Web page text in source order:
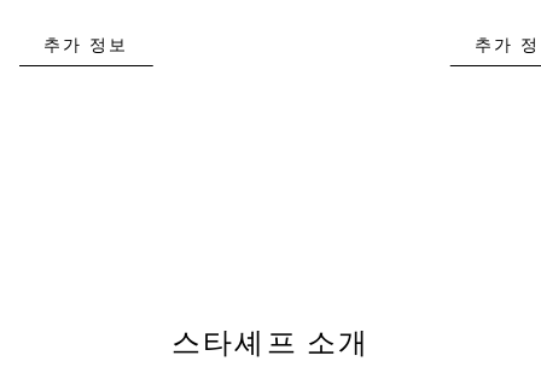
추가 정보 추가
스타셰프 소개